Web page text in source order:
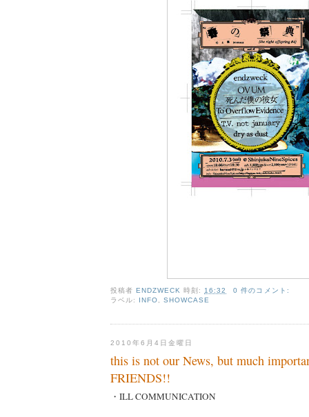
投稿者ENDZWECK 時刻: 16:32
0 件のコメント:
ラベル: INFO ,SHOWCASE
2010年6月4日金曜日
this is not our News, but much
FRIENDS!!
・ILL COMMUNICATION